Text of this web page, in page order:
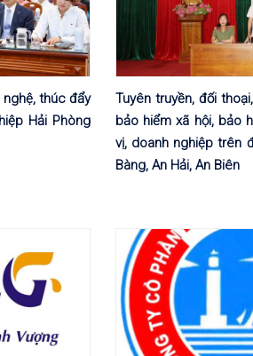
thúc đẩy
Hải Phòng
Tuyên truyền, đối
bảo hiểm xã hội, bảo
vị, doanh nghiệp trên
Bàng, An Hải, An Biên